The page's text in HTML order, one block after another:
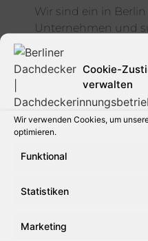
Cookie-
verwalten
Wir verwenden Cookies, um
optimieren.
Funktional
Statistiken
Marketing
Wir sind ein in Berlin
Unternehmen und
Dachdecker – Dach-,
Abdichtungstechnik
31. AUGUST 2010
SCHNEELASTEN
Aus gegebenen